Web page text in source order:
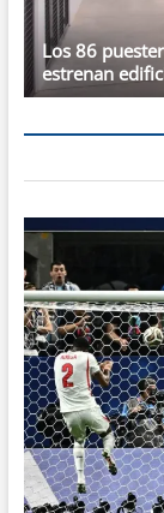
Los 86
estrenan